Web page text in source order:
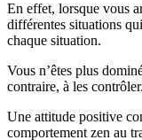
En effet, lorsque vous
différentes situations
chaque situation.
Vous n’êtes plus
contraire, à les contrôler.
Une attitude positive
comportement zen au